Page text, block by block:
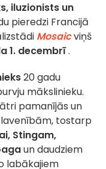
iluzionists un
pieredzi Francijā
Mosaicviņš
1. decembrī.
20 gadu
mākslinieku.
ātri pamanījās un
tostarp
Stingam,
un daudziem
labākajiem